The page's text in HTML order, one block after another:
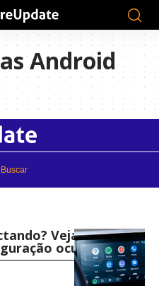
Android
Buscar
Veja como
oculta